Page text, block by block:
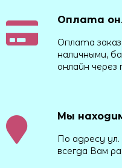
Оплата
Оплата
наличными,
онлайн
Мы
По адресу
всегда Вам